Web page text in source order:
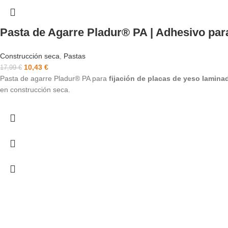
Pasta de Agarre Pladur® PA | Adhesivo
Construcción seca, Pastas
17,99€ 10,43 €
Pasta de agarre Pladur® PA para fijación de placas de yeso
en construcción seca.